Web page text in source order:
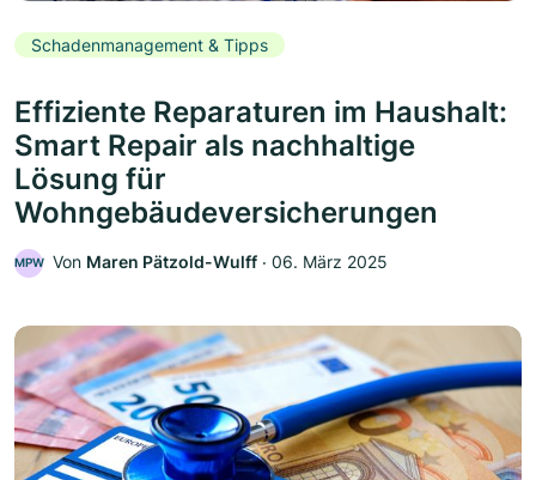
Schadenmanagement & Tipps
Effiziente Reparaturen im Haushalt:
Smart Repair als nachhaltige
Lösung für
Wohngebäudeversicherungen
MPW Von Maren Pätzold-Wulff ‧ 06. März 2025